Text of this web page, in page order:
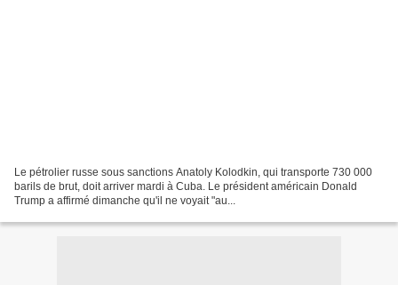
Le pétrolier russe sous sanctions Anatoly Kolodkin, qui transporte 730 000
barils de brut, doit arriver mardi à Cuba. Le président américain Donald
Trump a affirmé dimanche qu'il ne voyait "au...